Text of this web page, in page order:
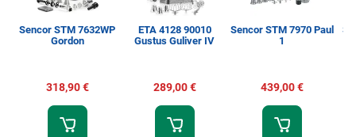
Sencor STM 7632WP
Gordon
318,90 €
ETA 4128 90010
Gustus Guliver IV
289,00 €
Sencor STM 7970 Paul
1
439,00 €